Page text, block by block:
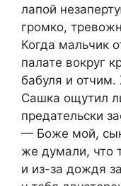
лапой
громко,
Когда мальчик
палате вокруг
бабуля и
Сашка ощутил
предательски
— Боже мой,
же думали, что
и из-за дождя